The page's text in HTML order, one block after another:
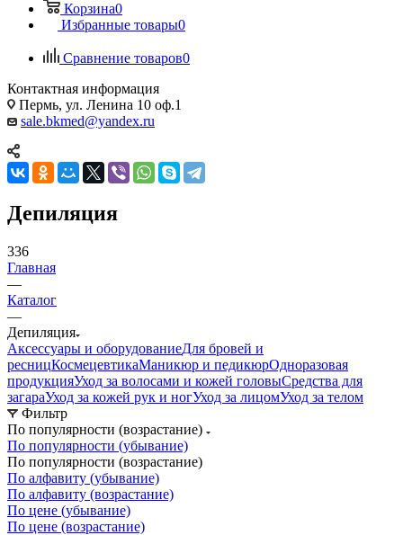
Корзина0
Избранные товары0
Сравнение товаров0
Контактная информация
Пермь, ул. Ленина 10 оф.1
sale.bkmed@yandex.ru
Депиляция
336
Главная
—
Каталог
—
Депиляция
Аксессуары и оборудованиеДля бровей и
ресницКосмецевтикаМаникюр и педикюрОдноразовая
продукцияУход за волосами и кожей головыСредства для
загараУход за кожей рук и ногУход за лицомУход за телом
Фильтр
По популярности (возрастание)
По популярности (убывание)
По популярности (возрастание)
По алфавиту (убывание)
По алфавиту (возрастание)
По цене (убывание)
По цене (возрастание)